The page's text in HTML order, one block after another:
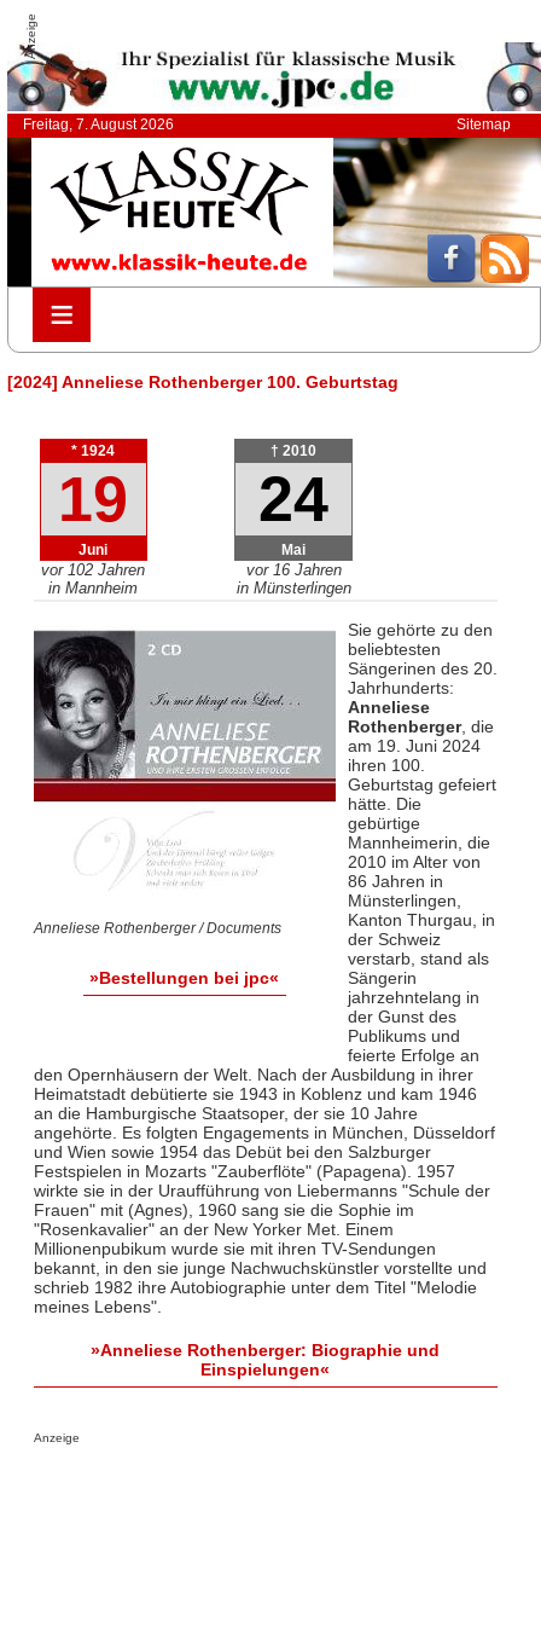
Anzeige
Freitag, 7. August 2026 Sitemap
≡
≡
[2024] Anneliese Rothenberger 100. Geburtstag
* 1924
19
Juni
vor 102 Jahren
in Mannheim
† 2010
24
Mai
vor 16 Jahren
in Münsterlingen
Anneliese Rothenberger / Documents
»Bestellungen bei jpc«
Sie gehörte zu den
beliebtesten
Sängerinen des 20.
Jahrhunderts:
Anneliese
Rothenberger, die
am 19. Juni 2024
ihren 100.
Geburtstag gefeiert
hätte. Die
gebürtige
Mannheimerin, die
2010 im Alter von
86 Jahren in
Münsterlingen,
Kanton Thurgau, in
der Schweiz
verstarb, stand als
Sängerin
jahrzehntelang in
der Gunst des
Publikums und
feierte Erfolge an
den Opernhäusern der Welt. Nach der Ausbildung in ihrer
Heimatstadt debütierte sie 1943 in Koblenz und kam 1946
an die Hamburgische Staatsoper, der sie 10 Jahre
angehörte. Es folgten Engagements in München, Düsseldorf
und Wien sowie 1954 das Debüt bei den Salzburger
Festspielen in Mozarts "Zauberflöte" (Papagena). 1957
wirkte sie in der Uraufführung von Liebermanns "Schule der
Frauen" mit (Agnes), 1960 sang sie die Sophie im
"Rosenkavalier" an der New Yorker Met. Einem
Millionenpubikum wurde sie mit ihren TV-Sendungen
bekannt, in den sie junge Nachwuchskünstler vorstellte und
schrieb 1982 ihre Autobiographie unter dem Titel "Melodie
meines Lebens".
»Anneliese Rothenberger: Biographie und
Einspielungen«
Anzeige